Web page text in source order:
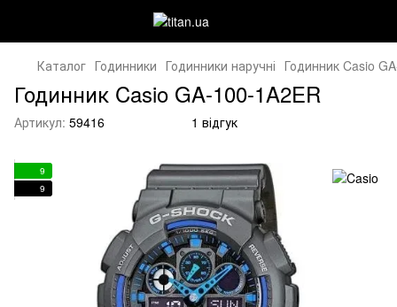
Каталог Годинники Годинники наручні Годинник Casio
Годинник Casio GA-100-1A2ER
Артикул: 59416 1 відгук
9
9